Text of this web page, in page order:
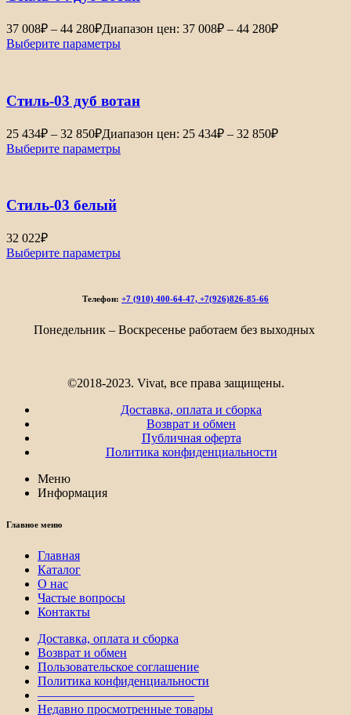
37 008₽ – 44 280₽Диапазон цен: 37 008₽ – 44 280₽
Выберите параметры
Стиль-03 дуб вотан
25 434₽ – 32 850₽Диапазон цен: 25 434₽ – 32 850₽
Выберите параметры
Стиль-03 белый
32 022₽
Выберите параметры
Телефон: +7 (910) 400-64-47, +7(926)826-85-66
Понедельник – Воскресенье работаем без выходных
©2018-2023. Vivat, все права защищены.
Доставка, оплата и сборка
Возврат и обмен
Публичная оферта
Политика конфиденциальности
Меню
Информация
Главное меню
Главная
Каталог
О нас
Частые вопросы
Контакты
Доставка, оплата и сборка
Возврат и обмен
Пользовательское соглашение
Политика конфиденциальности
————————————–
Недавно просмотренные товары